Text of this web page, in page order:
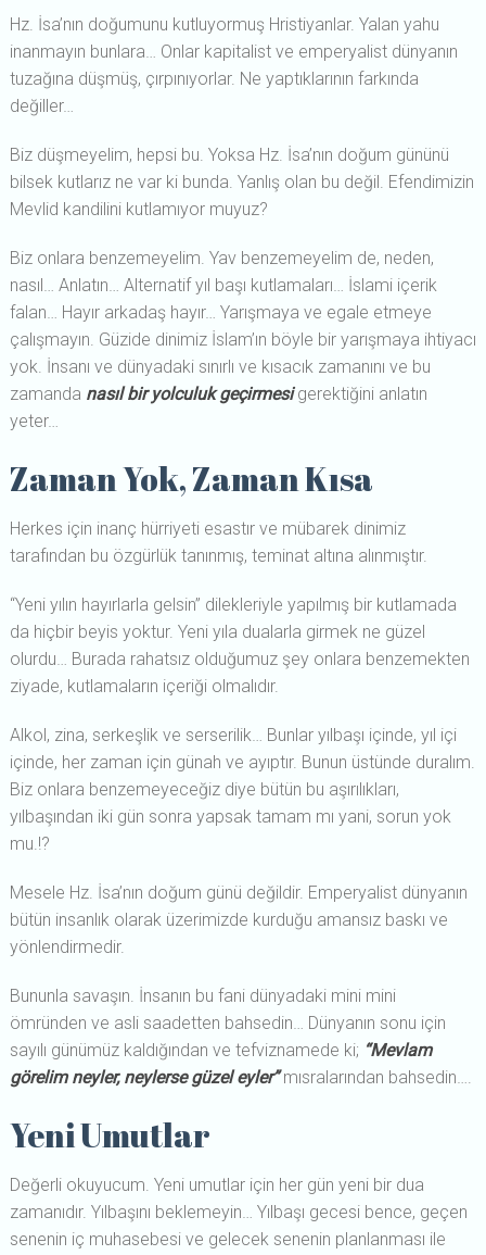
Hz. İsa’nın doğumunu kutluyormuş Hristiyanlar. Yalan yahu
inanmayın bunlara… Onlar kapitalist ve emperyalist dünyanın
tuzağına düşmüş, çırpınıyorlar. Ne yaptıklarının farkında
değiller…
Biz düşmeyelim, hepsi bu. Yoksa Hz. İsa’nın doğum gününü
bilsek kutlarız ne var ki bunda. Yanlış olan bu değil. Efendimizin
Mevlid kandilini kutlamıyor muyuz?
Biz onlara benzemeyelim. Yav benzemeyelim de, neden,
nasıl… Anlatın… Alternatif yıl başı kutlamaları… İslami içerik
falan… Hayır arkadaş hayır… Yarışmaya ve egale etmeye
çalışmayın. Güzide dinimiz İslam’ın böyle bir yarışmaya ihtiyacı
yok. İnsanı ve dünyadaki sınırlı ve kısacık zamanını ve bu
zamanda nasıl bir yolculuk geçirmesigerektiğini anlatın
yeter…
Zaman Yok, Zaman Kısa
Herkes için inanç hürriyeti esastır ve mübarek dinimiz
tarafından bu özgürlük tanınmış, teminat altına alınmıştır.
“Yeni yılın hayırlarla gelsin” dilekleriyle yapılmış bir kutlamada
da hiçbir beyis yoktur. Yeni yıla dualarla girmek ne güzel
olurdu… Burada rahatsız olduğumuz şey onlara benzemekten
ziyade, kutlamaların içeriği olmalıdır.
Alkol, zina, serkeşlik ve serserilik… Bunlar yılbaşı içinde, yıl içi
içinde, her zaman için günah ve ayıptır. Bunun üstünde duralım.
Biz onlara benzemeyeceğiz diye bütün bu aşırılıkları,
yılbaşından iki gün sonra yapsak tamam mı yani, sorun yok
mu.!?
Mesele Hz. İsa’nın doğum günü değildir. Emperyalist dünyanın
bütün insanlık olarak üzerimizde kurduğu amansız baskı ve
yönlendirmedir.
Bununla savaşın. İnsanın bu fani dünyadaki mini mini
ömründen ve asli saadetten bahsedin… Dünyanın sonu için
sayılı günümüz kaldığından ve tefviznamede ki; “Mevlam
görelim neyler, neylerse güzel eyler”mısralarından bahsedin….
Yeni Umutlar
Değerli okuyucum. Yeni umutlar için her gün yeni bir dua
zamanıdır. Yılbaşını beklemeyin… Yılbaşı gecesi bence, geçen
senenin iç muhasebesi ve gelecek senenin planlanması ile